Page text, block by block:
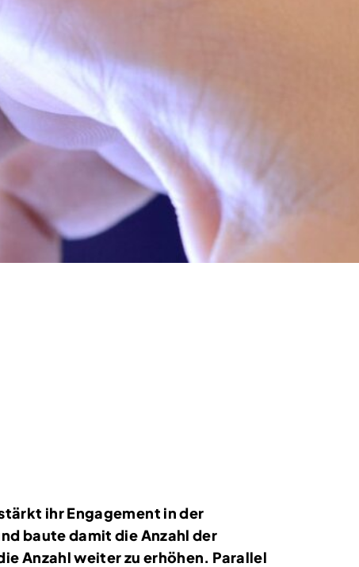
ihr Engagement in der
baute damit die Anzahl der
Anzahl weiter zu erhöhen. Parallel